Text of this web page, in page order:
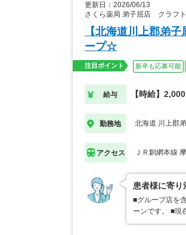
更新日：2026/06/13
さくら薬局 弟子屈店 クラフ
【北海道川上郡弟
ープ☆
注目ポイント 新卒も応募可能
給与 【時給】
勤務地 北海道 川上郡
アクセス ＪＲ釧網本線
患者様に寄り
■グループ店を
ーンです。 ■現